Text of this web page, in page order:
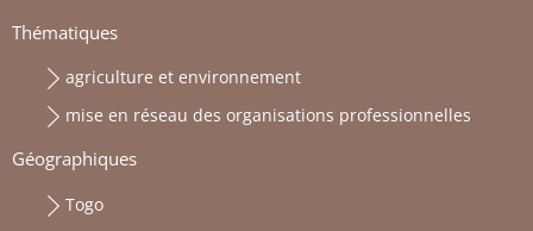
Thématiques
agriculture et environnement
mise en réseau des organisations professionnelles
Géographiques
Togo